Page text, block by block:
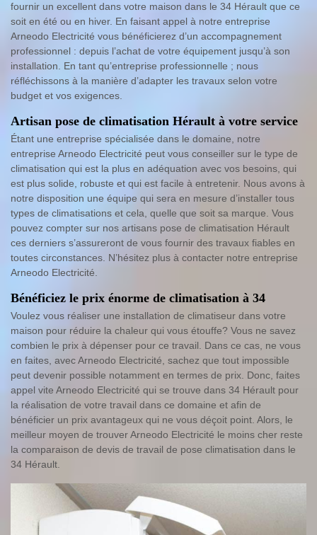
fournir un excellent dans votre maison dans le 34 Hérault que ce
soit en été ou en hiver. En faisant appel à notre entreprise
Arneodo Electricité vous bénéficierez d’un accompagnement
professionnel : depuis l’achat de votre équipement jusqu’à son
installation. En tant qu’entreprise professionnelle ; nous
réfléchissons à la manière d’adapter les travaux selon votre
budget et vos exigences.
Artisan pose de climatisation Hérault à votre service
Étant une entreprise spécialisée dans le domaine, notre
entreprise Arneodo Electricité peut vous conseiller sur le type de
climatisation qui est la plus en adéquation avec vos besoins, qui
est plus solide, robuste et qui est facile à entretenir. Nous avons à
notre disposition une équipe qui sera en mesure d’installer tous
types de climatisations et cela, quelle que soit sa marque. Vous
pouvez compter sur nos artisans pose de climatisation Hérault
ces derniers s’assureront de vous fournir des travaux fiables en
toutes circonstances. N’hésitez plus à contacter notre entreprise
Arneodo Electricité.
Bénéficiez le prix énorme de climatisation à 34
Voulez vous réaliser une installation de climatiseur dans votre
maison pour réduire la chaleur qui vous étouffe? Vous ne savez
combien le prix à dépenser pour ce travail. Dans ce cas, ne vous
en faites, avec Arneodo Electricité, sachez que tout impossible
peut devenir possible notamment en termes de prix. Donc, faites
appel vite Arneodo Electricité qui se trouve dans 34 Hérault pour
la réalisation de votre travail dans ce domaine et afin de
bénéficier un prix avantageux qui ne vous déçoit point. Alors, le
meilleur moyen de trouver Arneodo Electricité le moins cher reste
la comparaison de devis de travail de pose climatisation dans le
34 Hérault.